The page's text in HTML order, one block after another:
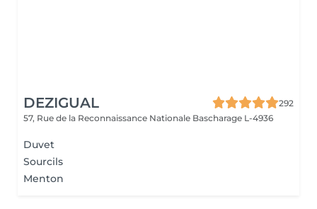
DEZIGUAL
292
57, Rue de la Reconnaissance Nationale Bascharage L-4936
Duvet
Sourcils
Menton